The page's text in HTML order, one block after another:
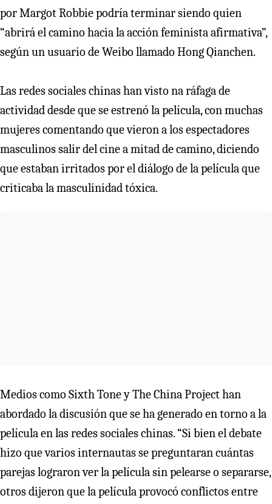
por Margot Robbie podría terminar siendo quien
“abrirá el camino hacia la acción feminista afirmativa”,
según un usuario de Weibo llamado Hong Qianchen.
Las redes sociales chinas han visto na ráfaga de
actividad desde que se estrenó la película, con muchas
mujeres comentando que vieron a los espectadores
masculinos salir del cine a mitad de camino, diciendo
que estaban irritados por el diálogo de la película que
criticaba la masculinidad tóxica.
Medios como Sixth Tone y The China Project han
abordado la discusión que se ha generado en torno a la
película en las redes sociales chinas. “Si bien el debate
hizo que varios internautas se preguntaran cuántas
parejas lograron ver la película sin pelearse o separarse,
otros dijeron que la película provocó conflictos entre